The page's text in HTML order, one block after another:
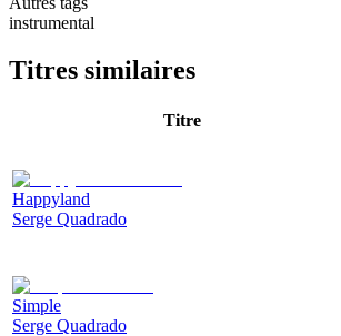
instrumental
Titres similaires
Titre
Happyland
Serge Quadrado
Simple
Serge Quadrado